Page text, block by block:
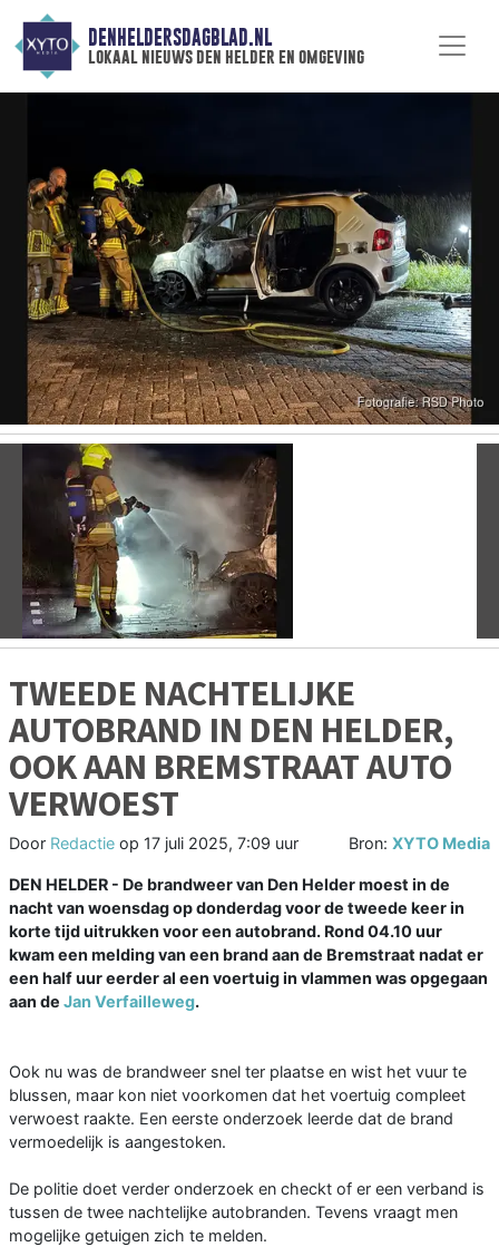
DENHELDERSDAGBLAD.NL
lokaal nieuws den helder en omgeving
Vorige
TWEEDE NACHTELIJKE
AUTOBRAND IN DEN HELDER,
OOK AAN BREMSTRAAT AUTO
VERWOEST
Door Redactie op 17 juli 2025, 7:09 uur Bron: XYTO Media
DEN HELDER - De brandweer van Den Helder moest in de
nacht van woensdag op donderdag voor de tweede keer in
korte tijd uitrukken voor een autobrand. Rond 04.10 uur
kwam een melding van een brand aan de Bremstraat nadat er
een half uur eerder al een voertuig in vlammen was opgegaan
aan de Jan Verfailleweg.
Ook nu was de brandweer snel ter plaatse en wist het vuur te
blussen, maar kon niet voorkomen dat het voertuig compleet
verwoest raakte. Een eerste onderzoek leerde dat de brand
vermoedelijk is aangestoken.
De politie doet verder onderzoek en checkt of er een verband is
tussen de twee nachtelijke autobranden. Tevens vraagt men
mogelijke getuigen zich te melden.